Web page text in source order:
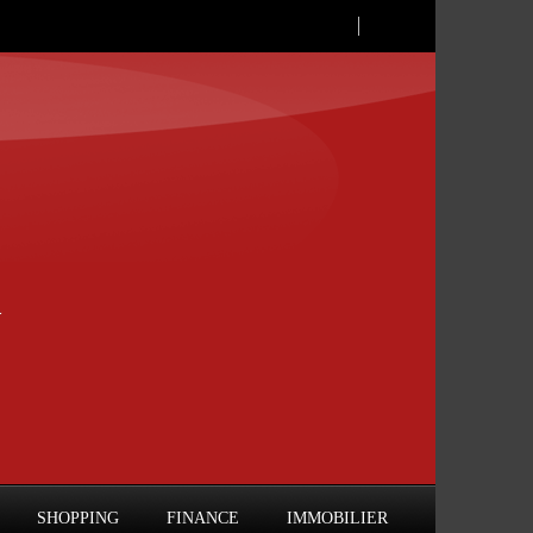
SHOPPING FINANCE IMMOBILIER